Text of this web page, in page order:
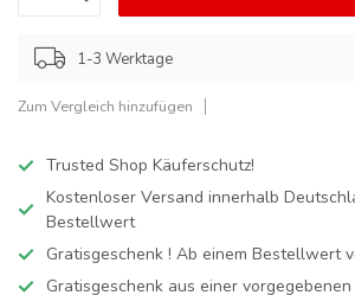
1-3 Werktage
Zum Vergleich hinzufügen
Trusted Shop Käuferschutz!
Kostenloser Versand innerhalb
Bestellwert
Gratisgeschenk ! Ab einem Bestellwert
Gratisgeschenk aus einer